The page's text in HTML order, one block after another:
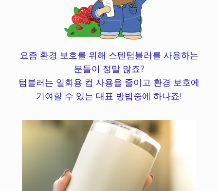
요즘 환경 보호를 위해 스텐텀블러를 사용하는
분들이 정말 많죠?
텀블러는 일회용 컵 사용을 줄이고 환경 보호에
기여할 수 있는 대표 방법중에 하나죠!